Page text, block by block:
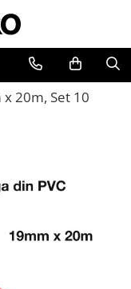
20m, Set 10